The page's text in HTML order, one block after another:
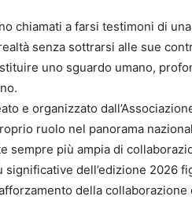
chiamati a farsi testimoni di
senza sottrarsi alle sue
uno sguardo umano,
e organizzato
ruolo nel panorama
sempre più ampia di
significative dell’edizione 2026
della